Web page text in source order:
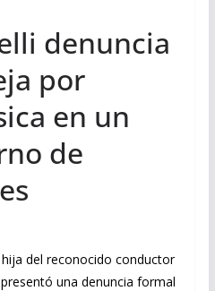
denuncia
por
en un
de
del reconocido conductor
una denuncia formal